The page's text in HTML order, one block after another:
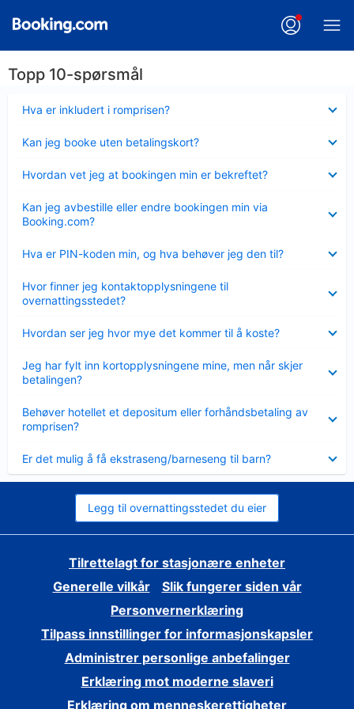
Topp 10-spørsmål
Hva er inkludert i romprisen?
mindre
Kan jeg booke uten betalingskort?
mindre
Hvordan vet jeg at bookingen min er bekreftet?
mindre
Kan jeg avbestille eller endre bookingen min via
Booking.com?
mindre
Hva er PIN-koden min, og hva behøver jeg den til?
mindre
Hvor finner jeg kontaktopplysningene til
overnattingsstedet?
mindre
Hvordan ser jeg hvor mye det kommer til å koste?
mindre
Jeg har fylt inn kortopplysningene mine, men når skjer
betalingen?
mindre
Behøver hotellet et depositum eller forhåndsbetaling av
romprisen?
mindre
Er det mulig å få ekstraseng/barneseng til barn?
mindre
Legg til overnattingsstedet du eier
Tilrettelagt for stasjonære enheter
Generelle vilkår
Slik fungerer siden vår
Personvernerklæring
Tilpass innstillinger for informasjonskapsler
Administrer personlige anbefalinger
Erklæring mot moderne slaveri
Erklæring om menneskerettigheter